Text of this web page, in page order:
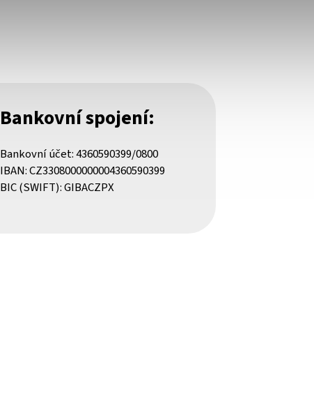
Bankovní spojení:
Bankovní účet: 4360590399/0800
IBAN: CZ3308000000004360590399
BIC (SWIFT): GIBACZPX